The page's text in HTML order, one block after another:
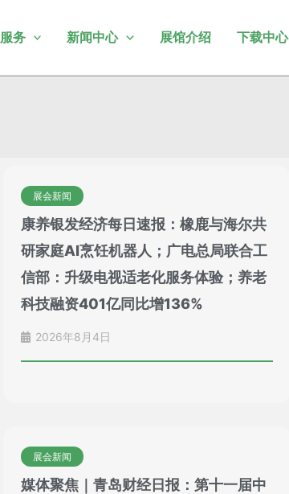
务 新闻中心 展馆介绍 下载中心
展会新闻
康养银发经济每日速报：橡鹿与海尔共
研家庭AI烹饪机器人；广电总局联合工
信部：升级电视适老化服务体验；养老
科技融资401亿同比增136%
2026年8月4日
展会新闻
媒体聚焦｜青岛财经日报：第十一届中